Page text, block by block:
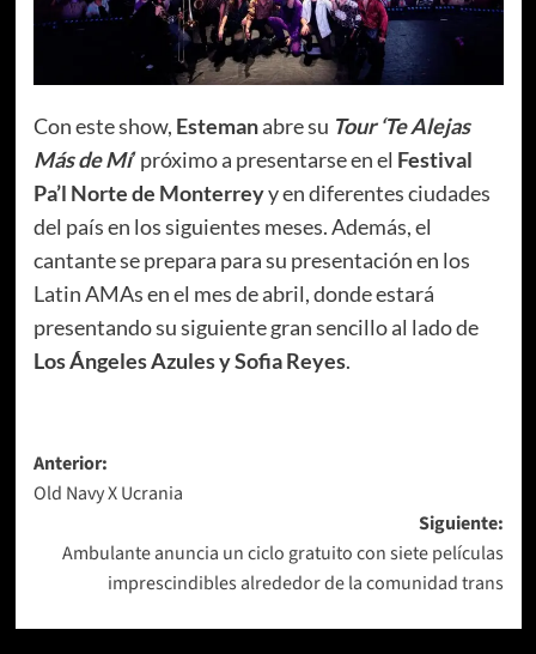
Con este show, Estemanabre su Tour ‘Te Alejas
Más de Mí’ próximo a presentarse en el Festival
Pa’l Norte de Monterreyy en diferentes ciudades
del país en los siguientes meses. Además, el
cantante se prepara para su presentación en los
Latin AMAs en el mes de abril, donde estará
presentando su siguiente gran sencillo al lado de
Los Ángeles Azules y Sofia Reyes.
Navegación
de
entradas
Anterior:
Old Navy X Ucrania
Siguiente:
Ambulante anuncia un ciclo gratuito con siete películas
imprescindibles alrededor de la comunidad trans